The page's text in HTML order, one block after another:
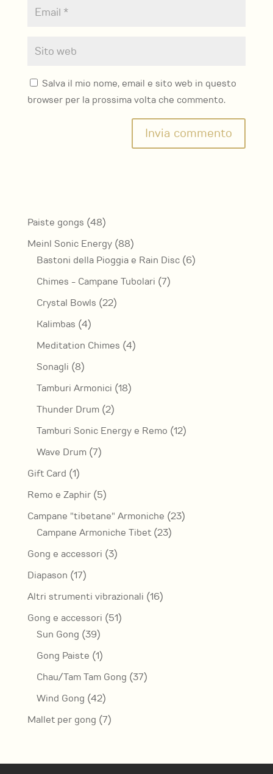
Salva il mio nome, email e sito web in questo
browser per la prossima volta che commento.
Paiste gongs 4848
prodotti
Meinl Sonic Energy 8888
prodotti
Bastoni della Pioggia e Rain Disc 66
Chimes - Campane Tubolari 77
Crystal Bowls 2222
Kalimbas 44
prodotti
Meditation Chimes 44
Sonagli 88
prodotti
Tamburi Armonici 1818
Thunder Drum 22
prodotti
Tamburi Sonic Energy e Remo 1212
Wave Drum 77
Gift Card 11
prodotto
Remo e Zaphir 55
prodotti
Campane "tibetane" Armoniche 2323
Campane Armoniche Tibet 2323
Gong e accessori 33
Diapason 1717
prodotti
Altri strumenti vibrazionali 1616
Gong e accessori 5151
Sun Gong 3939
prodotti
Gong Paiste 11
prodotto
Chau/Tam Tam Gong 3737
Wind Gong 4242
prodotti
Mallet per gong 77